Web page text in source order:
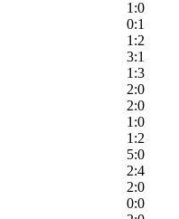
1:0
0:1
1:2
3:1
1:3
2:0
2:0
1:0
1:2
5:0
2:4
2:0
0:0